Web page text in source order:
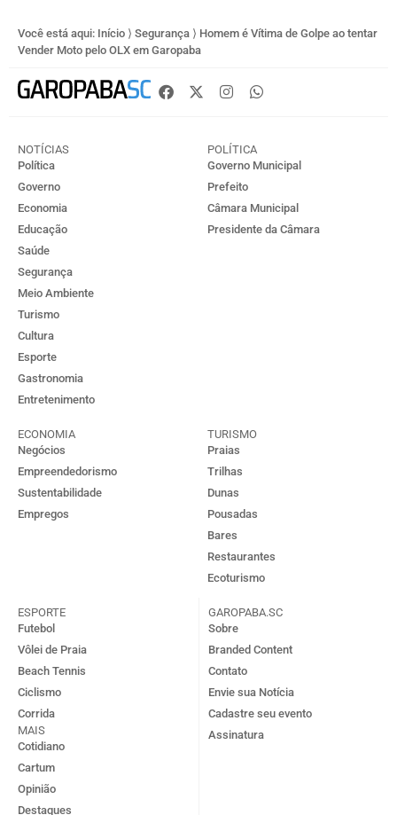
Você está aqui: Início ⟩ Segurança ⟩ Homem é Vítima de Golpe ao tentar
Vender Moto pelo OLX em Garopaba
NOTÍCIAS
Política
Governo
Economia
Educação
Saúde
Segurança
Meio Ambiente
Turismo
Cultura
Esporte
Gastronomia
Entretenimento
POLÍTICA
Governo Municipal
Prefeito
Câmara Municipal
Presidente da Câmara
ECONOMIA
Negócios
Empreendedorismo
Sustentabilidade
Empregos
TURISMO
Praias
Trilhas
Dunas
Pousadas
Bares
Restaurantes
Ecoturismo
ESPORTE
Futebol
Vôlei de Praia
Beach Tennis
Ciclismo
Corrida
MAIS
Cotidiano
Cartum
Opinião
Destaques
GAROPABA.SC
Sobre
Branded Content
Contato
Envie sua Notícia
Cadastre seu evento
Assinatura